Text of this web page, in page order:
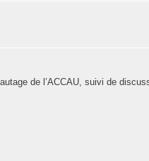
de l’ACCAU, suivi de